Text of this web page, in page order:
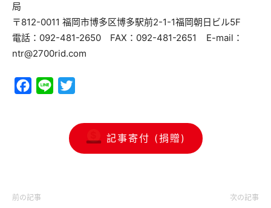
局
〒812-0011 福岡市博多区博多駅前2-1-1福岡朝日ビル5F
電話：092-481-2650 FAX：092-481-2651 E-mail：
ntr@2700rid.com
Facebook
Line
記事寄付 (捐贈)
前の記事 次の記事